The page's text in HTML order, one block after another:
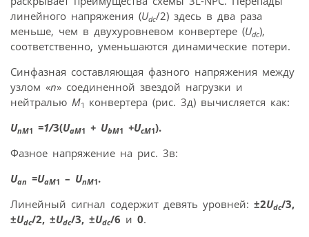
линейного напряжения (Udc/2) здесь в два раза
меньше, чем в двухуровневом конвертере (Udc),
соответственно, уменьшаются динамические потери.
Синфазная составляющая фазного напряжения между
узлом «n» соединенной звездой нагрузки и
нейтралью M1 конвертера (рис. 3д) вычисляется как:
UnM1 =1/3(UaM1 + UbM1 +UcM1).
Фазное напряжение на рис. 3в:
Uan =UaM1 – UnM1.
Линейный сигнал содержит девять уровней: ±2Udc/3,
±Udc/2, ±Udc/3, ±Udc/6 и 0.